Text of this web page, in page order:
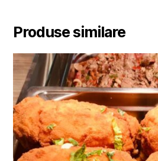
Produse similare